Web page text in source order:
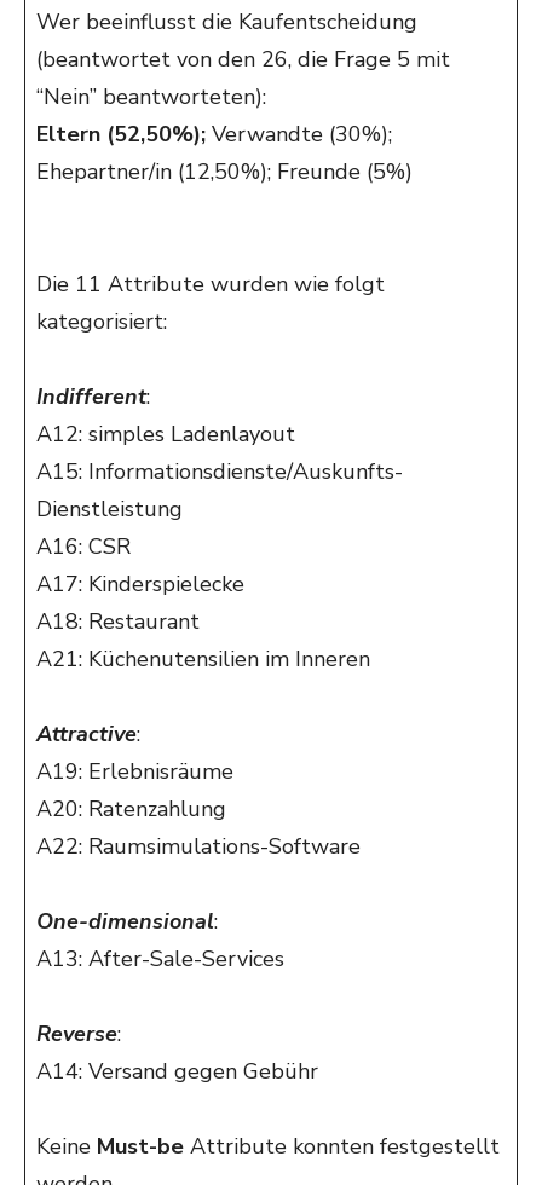
Wer beeinflusst die Kaufentscheidung
(beantwortet von den 26, die Frage 5 mit
“Nein” beantworteten):
Eltern (52,50%); Verwandte (30%);
Ehepartner/in (12,50%); Freunde (5%)
Die 11 Attribute wurden wie folgt
kategorisiert:
Indifferent:
A12: simples Ladenlayout
A15: Informationsdienste/Auskunfts-
Dienstleistung
A16: CSR
A17: Kinderspielecke
A18: Restaurant
A21: Küchenutensilien im Inneren
Attractive:
A19: Erlebnisräume
A20: Ratenzahlung
A22: Raumsimulations-Software
One-dimensional:
A13: After-Sale-Services
Reverse:
A14: Versand gegen Gebühr
Keine Must-be Attribute konnten festgestellt